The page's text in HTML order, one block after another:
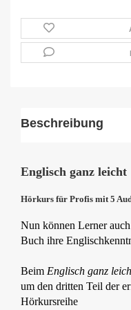
Beschreibung
Englisch ganz leicht
Hörkurs für Profis mit 5
Nun können Lerner
Buch ihre
Beim Englisch ganz
um den dritten Teil der
Hörkursreihe